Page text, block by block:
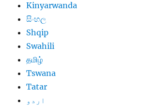
Kinyarwanda
සිංහල
Shqip
Swahili
தமிழ்
Tswana
Tatar
اردو